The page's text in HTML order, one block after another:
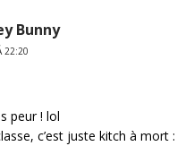
Bunny
22:20
peur ! lol
c’est juste kitch à mort